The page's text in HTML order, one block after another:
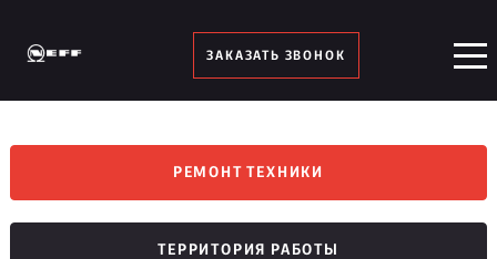
ЗАКАЗАТЬ ЗВОНОК
РЕМОНТ ТЕХНИКИ
ТЕРРИТОРИЯ РАБОТЫ